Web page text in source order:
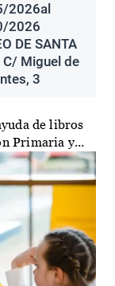
2026al
2026
DE SANTA
C/ Miguel de
3
de libros
Primaria y...